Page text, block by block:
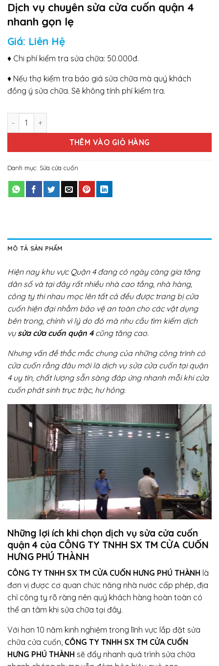
Dịch vụ chuyên sửa cửa cuốn quận 4
nhanh gọn lẹ
Giá: Liên Hệ
♦ Chi phí kiểm tra sửa chữa: 50.000đ.
♦ Nếu thợ kiểm tra báo giá sửa chữa mà quý khách
đồng ý sửa chữa. Sẽ không tính phí kiểm tra.
Dịch vụ chuyên sửa cửa cuốn quận 4 nhanh gọn lẹ số lượng
THÊM VÀO GIỎ HÀNG
Danh mục: Sửa cửa cuốn
MÔ TẢ SẢN PHẨM
Hiện nay khu vực Quận 4 đang có ngày càng gia tăng
dân số và tại đây rất nhiều nhà cao tầng, nhà hàng,
công ty thi nhau mọc lên tất cả đều được trang bị cửa
cuốn hiện đại nhằm bảo vệ an toàn cho các vật dụng
bên trong, chính vì lý do đó mà nhu cầu tìm kiếm dịch
vụ sửa cửa cuốn quận 4 cũng tăng cao.
Nhưng vấn đề thắc mắc chung của những công trình có
cửa cuốn rằng đâu mới là dịch vụ sửa cửa cuốn tại quận
4 uy tín, chất lượng sẵn sàng đáp ứng nhanh mỗi khi cửa
cuốn phát sinh trục trặc, hư hỏng.
Những lợi ích khi chọn dịch vụ sửa cửa cuốn
quận 4 của CÔNG TY TNHH SX TM CỬA CUỐN
HƯNG PHÚ THÀNH
CÔNG TY TNHH SX TM CỬA CUỐN HƯNG PHÚ THÀNH là
đơn vị được cơ quan chức năng nhà nước cấp phép, địa
chỉ công ty rõ ràng nên quý khách hàng hoàn toàn có
thể an tâm khi sửa chữa tại đây.
Với hơn 10 năm kinh nghiệm trong lĩnh vực lắp đặt sửa
chữa cửa cuốn, CÔNG TY TNHH SX TM CỬA CUỐN
HƯNG PHÚ THÀNH sẽ đẩy nhanh quá trình sửa chữa